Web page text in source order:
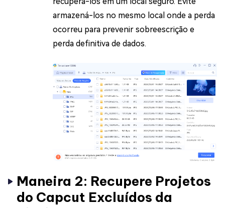
armazená-los no mesmo local onde a perda
ocorreu para prevenir sobreescrição e
perda definitiva de dados.
Maneira 2: Recupere Projetos
do Capcut Excluídos da